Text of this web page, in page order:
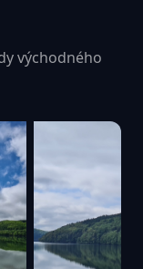
východného